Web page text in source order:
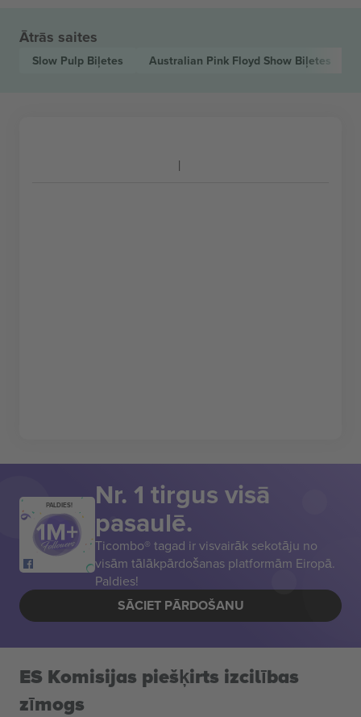
Ātrās saites
Slow Pulp Biļetes Australian Pink Floyd Show Biļetes
PALDIES! Nr. 1 tirgus visā
pasaulē.
Ticombo® tagad ir visvairāk sekotāju no
visām tālākpārdošanas platformām Eiropā.
Paldies!
SĀCIET PĀRDOŠANU
ES Komisijas piešķirts izcilības
zīmogs